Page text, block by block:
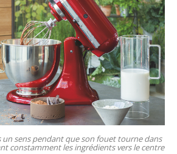
sens pendant que son fouet tourne dans
constamment les ingrédients vers le centre